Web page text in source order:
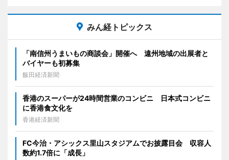
みん経トピックス
「南信州うまいもの商談会」開催へ 遠州地域の出展者と
バイヤーも初募集
飯田経済新聞
香港のスーパーが24時間営業のコンビニ 日本式コンビニ
に香港食文化を
香港経済新聞
FC今治・アシックス里山スタジアムでお披露目会 収容人
数約1.7倍に「成長」